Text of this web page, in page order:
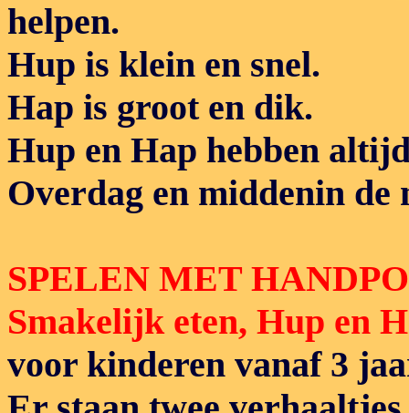
helpen.
Hup is klein en snel.
Hap is groot en dik.
Hup en Hap hebben
Overdag en middenin de
SPELEN MET
Smakelijk eten, Hup en
voor kinderen vanaf 3